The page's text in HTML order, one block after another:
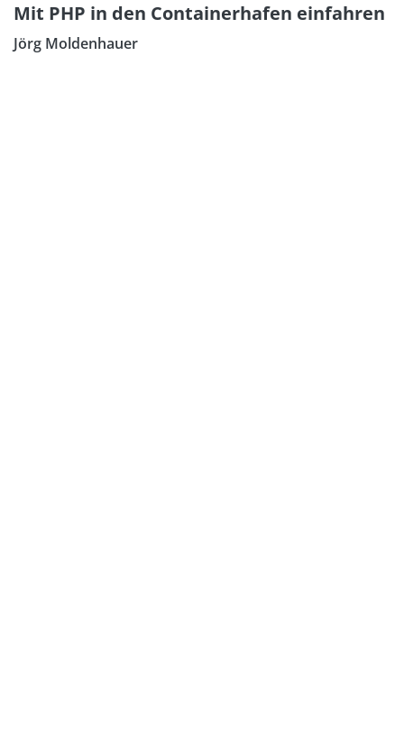
Mit PHP in den Containerhafen einfahren
Jörg Moldenhauer